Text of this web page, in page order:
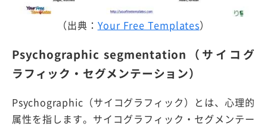
（出典： Your Free Templates）
Psychographic segmentation（サイコグ
ラフィック・セグメンテーション）
Psychographic（サイコグラフィック）とは、心理的
属性を指します。サイコグラフィック・セグメンテー